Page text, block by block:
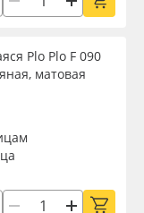
Plo Plo F 090
матовая